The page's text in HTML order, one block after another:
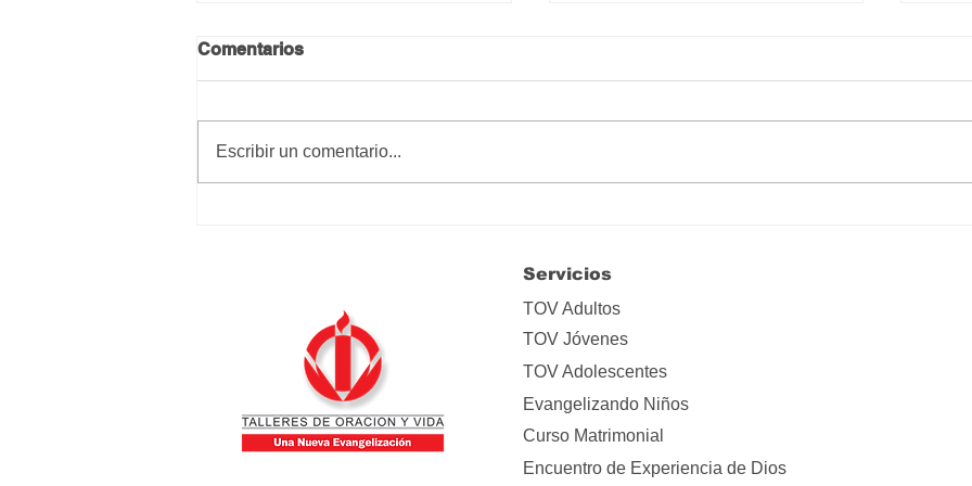
Comentarios
Escribir un comentario...
Servicios
TOV Adultos
TOV Jóvenes
TOV Adolescentes
Evangelizando Niños
Curso Matrimonial
Encuentro de Experiencia de Dios